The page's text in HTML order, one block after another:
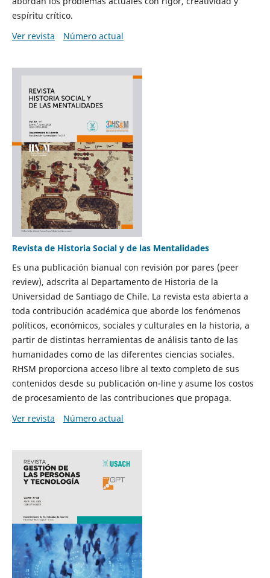
espíritu crítico.
Ver revista
Número actual
Revista de Historia Social y de las Mentalidades
Es una publicación bianual con revisión por pares (peer
review), adscrita al Departamento de Historia de la
Universidad de Santiago de Chile. La revista esta abierta a
toda contribución académica que aborde los fenómenos
políticos, económicos, sociales y culturales en la historia, a
partir de distintas herramientas de análisis tanto de las
humanidades como de las diferentes ciencias sociales.
RHSM proporciona acceso libre al texto completo de sus
contenidos desde su publicación on-line y asume los costos
de procesamiento de las contribuciones que propaga.
Ver revista
Número actual